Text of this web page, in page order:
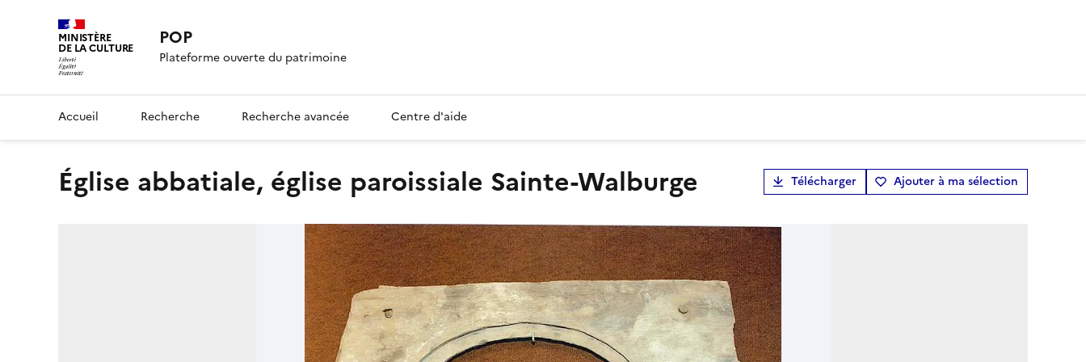
MINISTÈRE
DE LA CULTURE POP
Plateforme ouverte du patrimoine
Accueil Recherche Recherche avancée Centre d'aide
église abbatiale, église paroissiale Sainte-Walburge Télécharger Ajouter à ma sélection